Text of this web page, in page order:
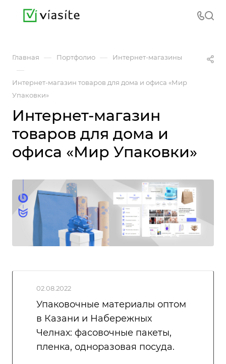
Главная — Портфолио — Интернет-магазины
—
Интернет-магазин товаров для дома и офиса «Мир
Упаковки»
Интернет-магазин
товаров для дома и
офиса «Мир Упаковки»
02.08.2022
Упаковочные материалы оптом
в Казани и Набережных
Челнах: фасовочные пакеты,
пленка, одноразовая посуда.